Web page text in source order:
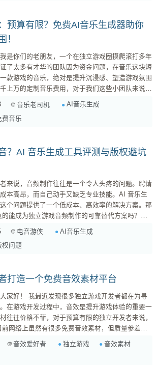
预算有限？免费AI音乐生成器助你
！
是你们的老朋友，一个在独立游戏圈摸爬滚打多年
了太多有才华的团队因为资金问题，在音乐这块短
款游戏的音乐，绝对是提升沉浸感、塑造游戏氛围
上万的定制音乐费用，对于我们这些小团队来说，
所以，今天我就来跟大家分享一下，我是如何利用
在预算有限的情况下，为我的游戏打造出独一无二
音乐老司机
AI音乐生成
费音乐
？AI 音乐生成工具评测与版权避坑
来说，音频制作往往是一个令人头疼的问题。聘请
本高昂，而自己动手又缺乏专业技能。AI 音乐生
个问题提供了一个低成本、高效率的解决方案。那
能成为独立游戏音频制作的可靠替代方案吗？本
音乐生成工具评测 目前市面上
电音游侠
AI音乐生成
权问题
打造一个免费音效素材平台
戏开发者都在为寻
在游戏开发过程中，音效是提升游戏体验的重要一
往往价格不菲，对于预算有限的独立开发者来说，
独立游戏开发者提供高质量、可商用的免费音效素
音效爱好者 独立游戏
音效素材